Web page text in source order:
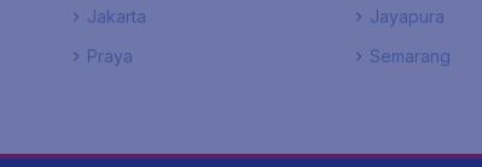
Jakarta Jayapura
Praya Semarang